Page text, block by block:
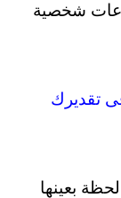
شخصية
تقديرك
لحظة بعينها